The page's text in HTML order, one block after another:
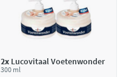
2xLucovitaal Voetenwonder
300 ml